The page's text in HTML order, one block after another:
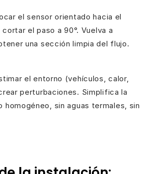
el sensor orientado hacia el
el paso a 90°. Vuelva a
una sección limpia del flujo.
el entorno (vehículos, calor,
perturbaciones. Simplifica la
homogéneo, sin aguas termales, sin